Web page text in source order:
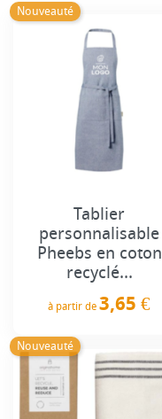
Nouveauté
Tablier
personnalisable
Pheebs en coton
recyclé...
à partir de 3,65 €
Nouveauté